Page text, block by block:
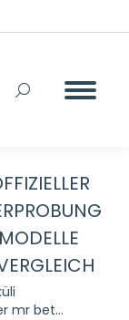
Search:
mr bet…